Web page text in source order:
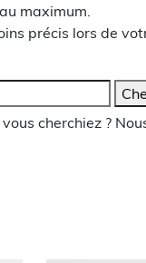
maximum.
précis lors de
cherchiez ?